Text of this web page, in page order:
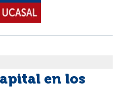
en los